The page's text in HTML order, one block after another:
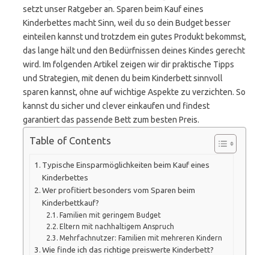
setzt unser Ratgeber an. Sparen beim Kauf eines
Kinderbettes macht Sinn, weil du so dein Budget besser
einteilen kannst und trotzdem ein gutes Produkt bekommst,
das lange hält und den Bedürfnissen deines Kindes gerecht
wird. Im folgenden Artikel zeigen wir dir praktische Tipps
und Strategien, mit denen du beim Kinderbett sinnvoll
sparen kannst, ohne auf wichtige Aspekte zu verzichten. So
kannst du sicher und clever einkaufen und findest
garantiert das passende Bett zum besten Preis.
Table of Contents
Typische Einsparmöglichkeiten beim Kauf eines
Kinderbettes
Wer profitiert besonders vom Sparen beim
Kinderbettkauf?
Familien mit geringem Budget
Eltern mit nachhaltigem Anspruch
Mehrfachnutzer: Familien mit mehreren Kindern
Wie finde ich das richtige preiswerte Kinderbett?